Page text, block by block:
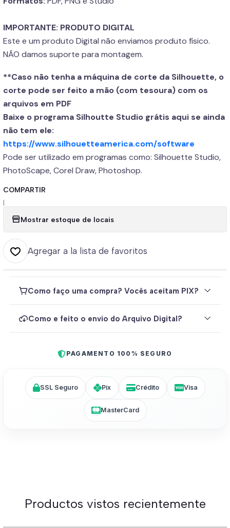
IMPORTANTE: PRODUTO DIGITAL
Este e um produto Digital não enviamos produto físico.
NÃO damos suporte para montagem.
**Caso não tenha a máquina de corte da Silhouette, o
corte pode ser feito a mão (com tesoura) com os
arquivos em PDF
Baixe o programa Silhoutte Studio grátis aqui se ainda
não tem ele:
https://www.silhouetteamerica.com/software
Pode ser utilizado em programas como: Silhouette Studio,
PhotoScape, Corel Draw, Photoshop.
COMPARTIR
|
Mostrar estoque de locais
Agregar a la lista de favoritos
Como faço uma compra? Vocês aceitam PIX?
Como e feito o envio do Arquivo Digital?
PAGAMENTO 100% SEGURO
SSL Seguro Pix Crédito Visa
MasterCard
Productos vistos recientemente